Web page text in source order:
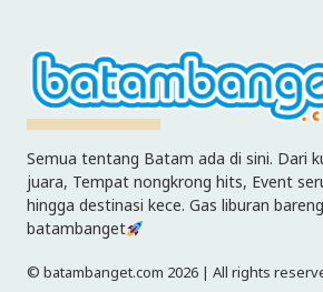
Semua tentang Batam ada di sini. Dari
juara, Tempat nongkrong hits, Event
hingga destinasi kece. Gas liburan bareng
batambanget
© batambanget.com 2026 | All rights